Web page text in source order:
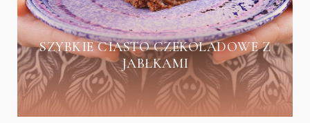
SZYBKIE CIASTO CZEKOLADOWE Z
JABŁKAMI